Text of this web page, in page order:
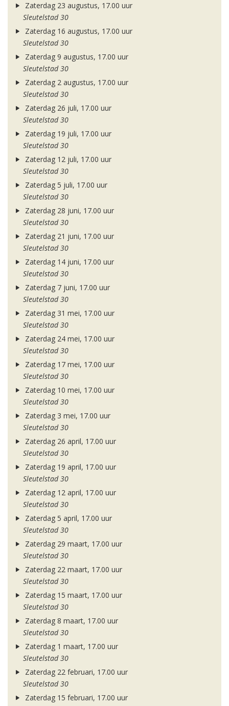
Zaterdag 23 augustus, 17.00 uur
Sleutelstad 30
Zaterdag 16 augustus, 17.00 uur
Sleutelstad 30
Zaterdag 9 augustus, 17.00 uur
Sleutelstad 30
Zaterdag 2 augustus, 17.00 uur
Sleutelstad 30
Zaterdag 26 juli, 17.00 uur
Sleutelstad 30
Zaterdag 19 juli, 17.00 uur
Sleutelstad 30
Zaterdag 12 juli, 17.00 uur
Sleutelstad 30
Zaterdag 5 juli, 17.00 uur
Sleutelstad 30
Zaterdag 28 juni, 17.00 uur
Sleutelstad 30
Zaterdag 21 juni, 17.00 uur
Sleutelstad 30
Zaterdag 14 juni, 17.00 uur
Sleutelstad 30
Zaterdag 7 juni, 17.00 uur
Sleutelstad 30
Zaterdag 31 mei, 17.00 uur
Sleutelstad 30
Zaterdag 24 mei, 17.00 uur
Sleutelstad 30
Zaterdag 17 mei, 17.00 uur
Sleutelstad 30
Zaterdag 10 mei, 17.00 uur
Sleutelstad 30
Zaterdag 3 mei, 17.00 uur
Sleutelstad 30
Zaterdag 26 april, 17.00 uur
Sleutelstad 30
Zaterdag 19 april, 17.00 uur
Sleutelstad 30
Zaterdag 12 april, 17.00 uur
Sleutelstad 30
Zaterdag 5 april, 17.00 uur
Sleutelstad 30
Zaterdag 29 maart, 17.00 uur
Sleutelstad 30
Zaterdag 22 maart, 17.00 uur
Sleutelstad 30
Zaterdag 15 maart, 17.00 uur
Sleutelstad 30
Zaterdag 8 maart, 17.00 uur
Sleutelstad 30
Zaterdag 1 maart, 17.00 uur
Sleutelstad 30
Zaterdag 22 februari, 17.00 uur
Sleutelstad 30
Zaterdag 15 februari, 17.00 uur